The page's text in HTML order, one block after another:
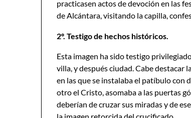
practicasen actos de devoción en las
de Alcántara, visitando la capilla,
2º. Testigo de hechos históricos.
Esta imagen ha sido testigo
villa, y después ciudad. Cabe destacar
en las que se instalaba el patíbulo con
otro el Cristo, asomaba a las puertas
deberían de cruzar sus miradas y de